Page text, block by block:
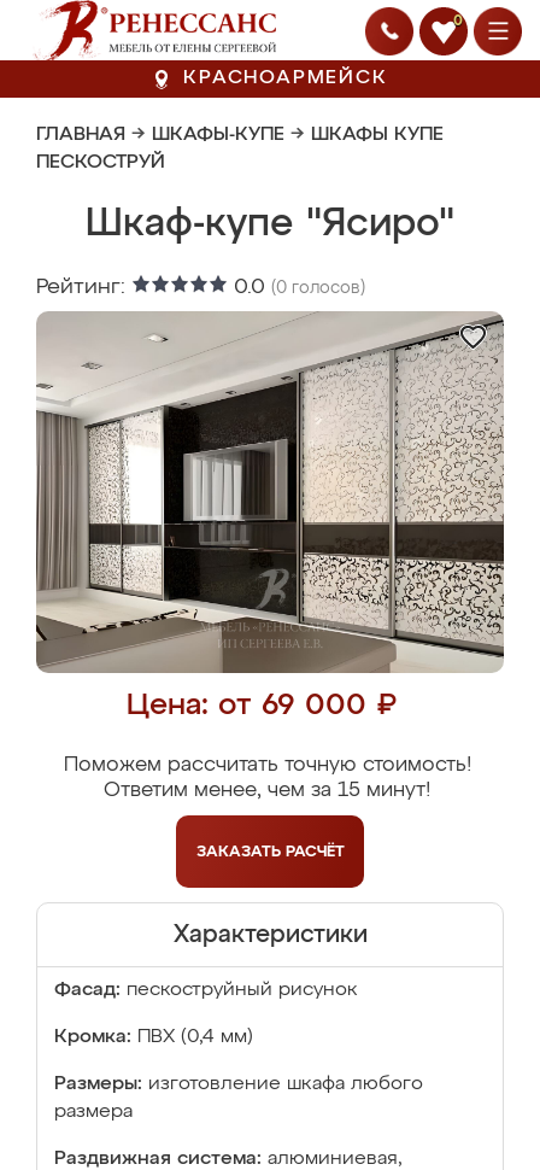
0
КРАСНОАРМЕЙСК
ГЛАВНАЯ → ШКАФЫ-КУПЕ → ШКАФЫ КУПЕ
ПЕСКОСТРУЙ
Шкаф-купе "Ясиро"
Рейтинг: 0.0 (0 голосов)
Цена: от 69 000 ₽
Поможем рассчитать точную стоимость!
Ответим менее, чем за 15 минут!
ЗАКАЗАТЬ РАСЧЁТ
Характеристики
Фасад: пескоструйный рисунок
Кромка: ПВХ (0,4 мм)
Размеры: изготовление шкафа любого
размера
Раздвижная система: алюминиевая,